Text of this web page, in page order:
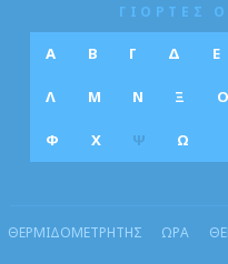
ΓΙΟΡΤΕΣ
Α Β Γ Δ Ε
Λ Μ Ν Ξ Ο
Φ Χ Ψ Ω
ΘΕΡΜΙΔΟΜΕΤΡΗΤΗΣ ΩΡΑ